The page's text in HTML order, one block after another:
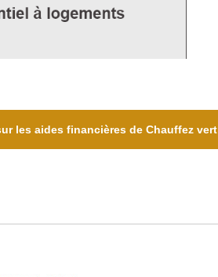
les aides financières de Chauffez vert